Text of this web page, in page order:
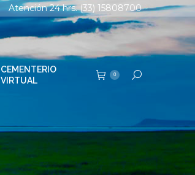
Atención 24 hrs. (33) 15808700
CEMENTERIO
VIRTUAL
0 Buscar:
0 Buscar: